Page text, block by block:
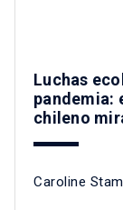
Luchas
pandemia:
chileno
Caroline